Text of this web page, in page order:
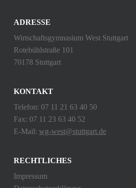
ADRESSE
Wirtschaftsgymnasium West Stuttgart
Rotebühlstraße 101
70178 Stuttgart
KONTAKT
Telefon: 07 11 21 63 40 50
Fax: 07 11 23 63 40 52
E-Mail: wg-west@stuttgart.de
RECHTLICHES
Impressum